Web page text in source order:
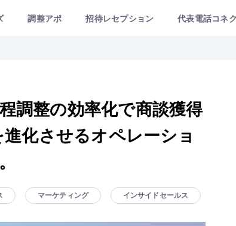
調整アポ 招待レセプション 代表電話コネ
調整の効率化で商談獲得
化させるオペレーショ
マーケティング インサイドセールス